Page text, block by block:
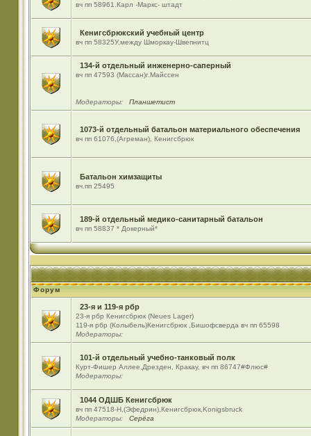
вч пп 58961.Карл -Маркс- штадт
Кенигсбрюкский учебный центр
вч пп 58325У,между Шморкау-Швепнитц
134-й отдельный инженерно-саперный
вч пп 47593 (Массан)г.Майссен
Модераторы: Планшетист
1073-й отдельный батальон материального обеспечения
вч пп 61076,(Агреман), Кенигсбрюк
Батальон химзащиты
вч.пп 25495
189-й отдельный медико-санитарный батальон
вч пп 58837 * Докерный*
Форум
23-я и 119-я рбр
23-я рбр Кенигсбрюк (Neues Lager)
119-я рбр (Колыбель)Кенигсбрюк ,Бишофсверда вч пп 65598
Модераторы:
101-й отдельный учебно-танковый полк
Курт-Фишер Аллее,Дрезден, Кракау, вч пп 86747#Флюс#
Модераторы:
1044 ОДШБ Кенигсбрюк
вч пп 47518-Н,(Эфедрин),Кенигсбрюк,Konigsbruck
Модераторы:
Серёга